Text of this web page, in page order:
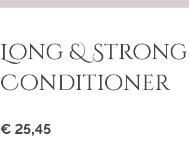
Long & Strong
Conditioner
€ 25,45